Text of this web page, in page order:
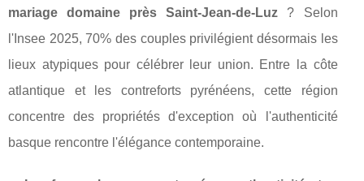
mariage domaine près Saint-Jean-de-Luz ? Selon
l'Insee 2025, 70% des couples privilégient désormais les
lieux atypiques pour célébrer leur union. Entre la côte
atlantique et les contreforts pyrénéens, cette région
concentre des propriétés d'exception où l'authenticité
basque rencontre l'élégance contemporaine.